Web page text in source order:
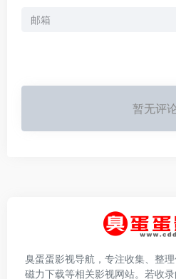
暂无评
臭蛋蛋影视导航，专注收集、整
磁力下载等相关影视网站。若收